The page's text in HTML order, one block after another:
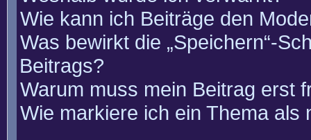
Wie kann ich Beiträge den
Was bewirkt die „Speichern“-
Beitrags?
Warum muss mein Beitrag erst
Wie markiere ich ein Thema als